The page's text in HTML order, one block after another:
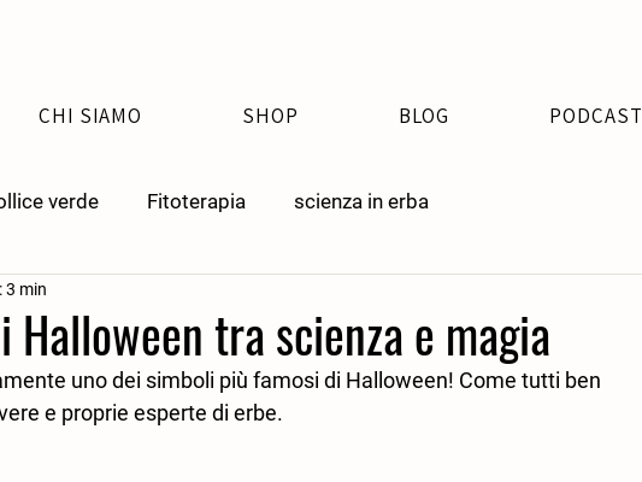
CHI SIAMO SHOP BLOG PODCAST
verde Fitoterapia scienza in erba
Halloween tra scienza e magia
3 min
uno dei simboli più famosi di Halloween! Come tutti ben
e proprie esperte di erbe.